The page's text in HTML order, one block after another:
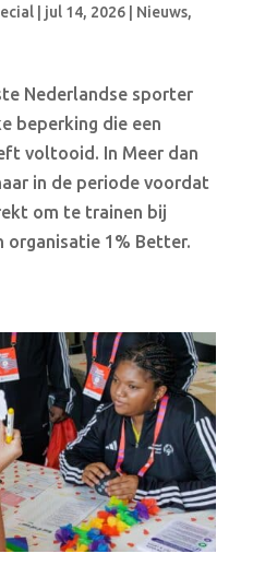
| jul 14, 2026| Nieuws,
Nederlandse sporter
beperking die een
voltooid. In Meer dan
in de periode voordat
om te trainen bij
organisatie 1% Better.